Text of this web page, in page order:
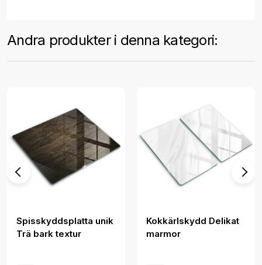
Andra produkter i denna kategori:
Spisskyddsplatta unik
Trä bark textur
Kokkärlskydd Delikat
marmor